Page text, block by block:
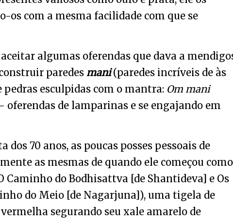
os com a mesma facilidade com que se
algumas oferendas que dava a
paredes mani(paredes incríveis de às
pedras esculpidas com o mantra: Om mani
oferendas de lamparinas e se engajando em
70 anos, as poucas posses pessoais de
as mesmas de quando ele começou como
Caminho do Bodhisattva [de Shantideva] e Os
do Meio [de Nagarjuna]), uma tigela de
segurando seu xale amarelo de